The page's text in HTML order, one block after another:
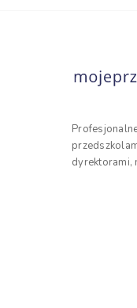
dyrektorami,